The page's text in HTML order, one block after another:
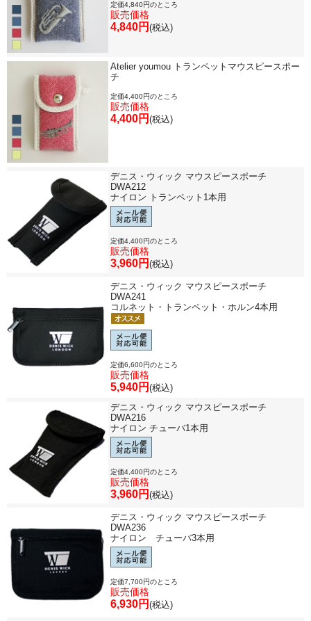
定価4,840円のところ
販売価格
4,840円 (税込)
Atelier youmou トランペットマウスピースポー
チ
定価4,400円のところ
販売価格
4,400円 (税込)
デニス・ウィック マウスピースポーチ
DWA212
ナイロン トランペット1本用
定価4,400円のところ
販売価格
3,960円 (税込)
デニス・ウィック マウスピースポーチ
DWA241
コルネット・トランペット・ホルン4本用
定価6,600円のところ
販売価格
5,940円 (税込)
デニス・ウィック マウスピースポーチ
DWA216
ナイロン チューバ1本用
定価4,400円のところ
販売価格
3,960円 (税込)
デニス・ウィック マウスピースポーチ
DWA236
ナイロン チューバ3本用
定価7,700円のところ
販売価格
6,930円 (税込)